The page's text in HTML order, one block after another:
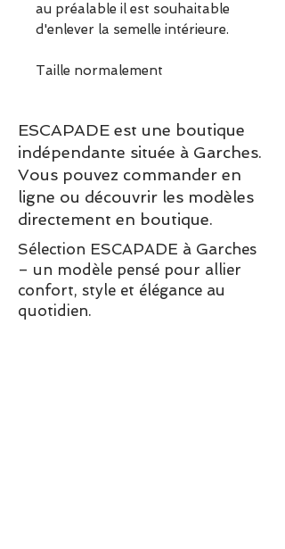
au préalable il est souhaitable
d'enlever la semelle intérieure.
Taille normalement
ESCAPADE est une boutique
indépendante située à Garches.
Vous pouvez commander en
ligne ou découvrir les modèles
directement en boutique.
Sélection ESCAPADE à Garches
– un modèle pensé pour allier
confort, style et élégance au
quotidien.